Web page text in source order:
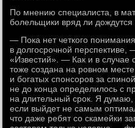
По мнению специалиста, в
болельщики вряд ли дождутся
— Пока нет четкого
в долгосрочной перспективе,
«Известий». — Как и в случае
тоже создана на ровном
и богатых спонсоров за
не до конца определилось с
на длительный срок. Я думаю,
если выйдет не самым
что даже ребят со скамейки